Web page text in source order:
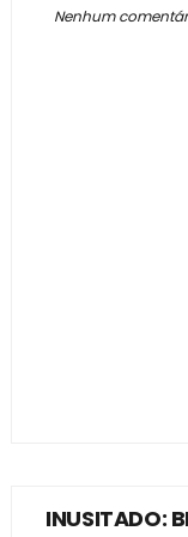
Nenhum
INUSITADO: